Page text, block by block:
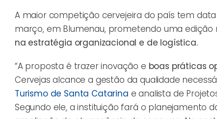
A maior competição cervejeira do país tem
março, em Blumenau, prometendo uma edição
na estratégia organizacional e de logística.
“A proposta é trazer inovação e boas práticas
Cervejas alcance a gestão da qualidade
Turismo de Santa Catarina e analista de
Segundo ele, a instituição fará o planejamento